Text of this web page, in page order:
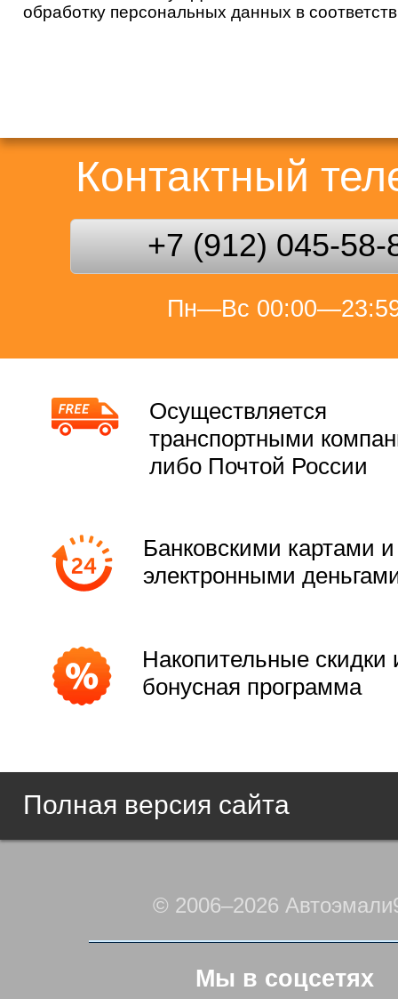
обработку персональных данных в
Контактный
+7 (912) 045-58-
Пн—Вс
Осуществляется
транспортными
либо Почтой России
Банковскими картами и
электронными
Накопительные скидки
бонусная программа
Полная версия сайта
© 2006–2026
Мы в соцсетях